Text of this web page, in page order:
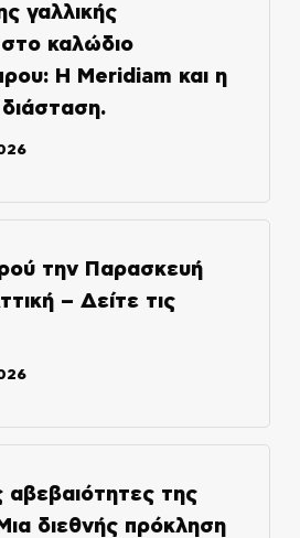
γαλλικής
καλώδιο
Η Meridiam και η
την Παρασκευή
– Δείτε τις
αβεβαιότητες της
διεθνής πρόκληση